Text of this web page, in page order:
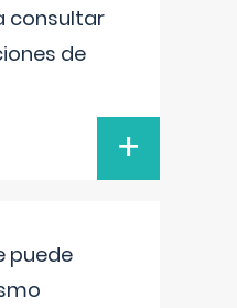
consultar
de
+
puede